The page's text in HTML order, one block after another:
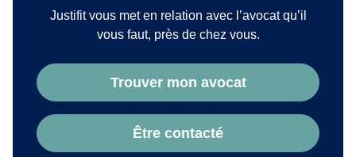
Justifit vous met en relation avec l’avocat qu’il
vous faut, près de chez vous.
Trouver mon avocat
Être contacté